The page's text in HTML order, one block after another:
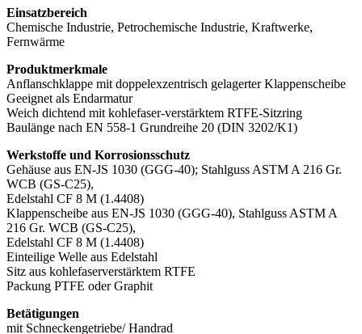
Einsatzbereich
Chemische Industrie, Petrochemische Industrie, Kraftwerke,
Fernwärme
Produktmerkmale
Anflanschklappe mit doppelexzentrisch gelagerter Klappenscheibe
Geeignet als Endarmatur
Weich dichtend mit kohlefaser-verstärktem RTFE-Sitzring
Baulänge nach EN 558-1 Grundreihe 20 (DIN 3202/K1)
Werkstoffe und Korrosionsschutz
Gehäuse aus EN-JS 1030 (GGG-40); Stahlguss ASTM A 216 Gr.
WCB (GS-C25),
Edelstahl CF 8 M (1.4408)
Klappenscheibe aus EN-JS 1030 (GGG-40), Stahlguss ASTM A
216 Gr. WCB (GS-C25),
Edelstahl CF 8 M (1.4408)
Einteilige Welle aus Edelstahl
Sitz aus kohlefaserverstärktem RTFE
Packung PTFE oder Graphit
Betätigungen
mit Schneckengetriebe/ Handrad